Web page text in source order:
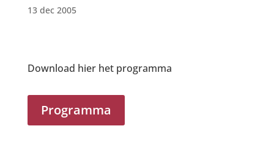
13 dec 2005
Download hier het programma
Programma